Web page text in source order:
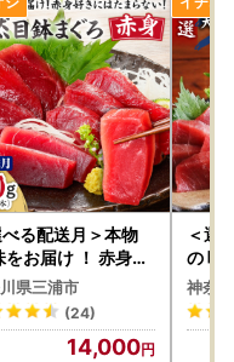
載の時期の発送となり
例申請書類(要望された
で返礼品とは別送にて
送までに1か月程度お時
べる配送月＞本物
をお届け ！ 赤身好
たまらない ！ 天
鉢まぐろ 赤身 3柵
010 冷凍 マグロ
県三浦市
(24)
14,000
＜選
の 味
天然
・ 中
005-
神奈